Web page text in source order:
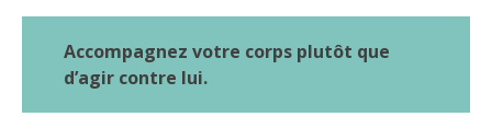
Accompagnez votre corps plutôt que
d’agir contre lui.